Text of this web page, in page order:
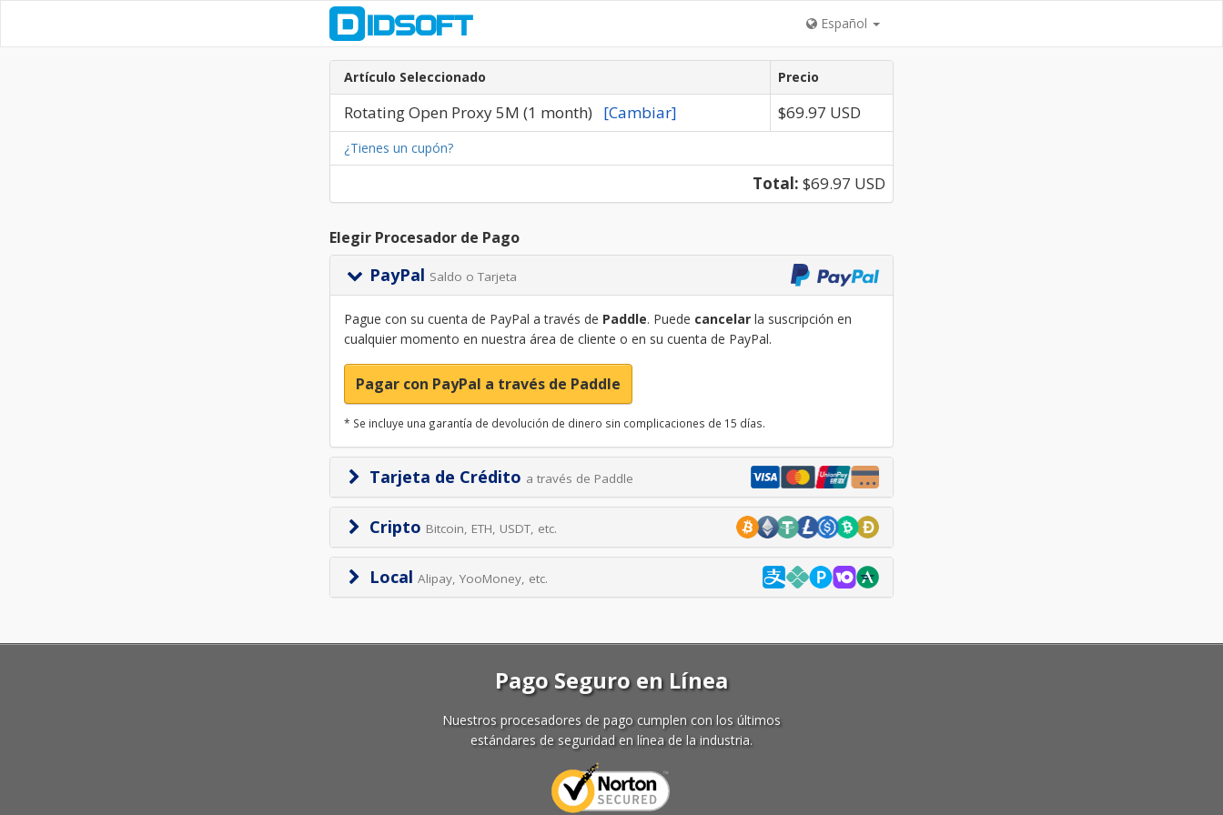
Español
Artículo Seleccionado Precio
Rotating Open Proxy 5M (1 month) [Cambiar] $69.97 USD
¿Tienes un cupón?
Total: $69.97 USD
Elegir Procesador de Pago
PayPal Saldo o Tarjeta
Pague con su cuenta de PayPal a través de Paddle. Puede cancelar la suscripción en
cualquier momento en nuestra área de cliente o en su cuenta de PayPal.
Pagar con PayPal a través de Paddle
* Se incluye una garantía de devolución de dinero sin complicaciones de 15 días.
Tarjeta de Crédito a través de Paddle
Cripto Bitcoin, ETH, USDT, etc.
LocalAlipay, YooMoney, etc.
Pago Seguro en Línea
Nuestros procesadores de pago cumplen con los últimos
estándares de seguridad en línea de la industria.